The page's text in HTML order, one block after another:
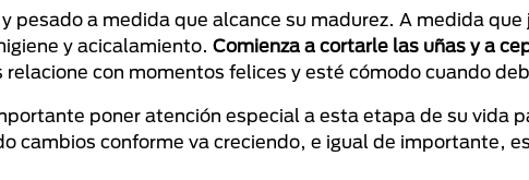
pesado a medida que alcance su madurez. A medida que
y acicalamiento. Comienza a cortarle las uñas y a
con momentos felices y esté cómodo cuando
poner atención especial a esta etapa de su vida
cambios conforme va creciendo, e igual de importante,